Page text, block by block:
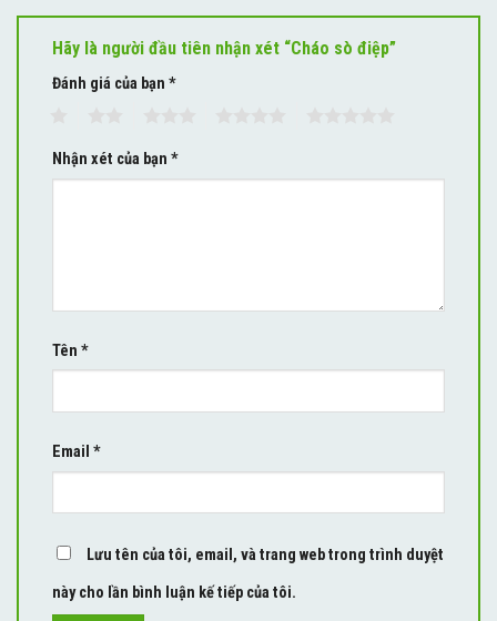
Hãy là người đầu tiên nhận xét “Cháo sò điệp”
Đánh giá của bạn *
Nhận xét của bạn *
Tên *
Email *
Lưu tên của tôi, email, và trang web trong trình duyệt
này cho lần bình luận kế tiếp của tôi.